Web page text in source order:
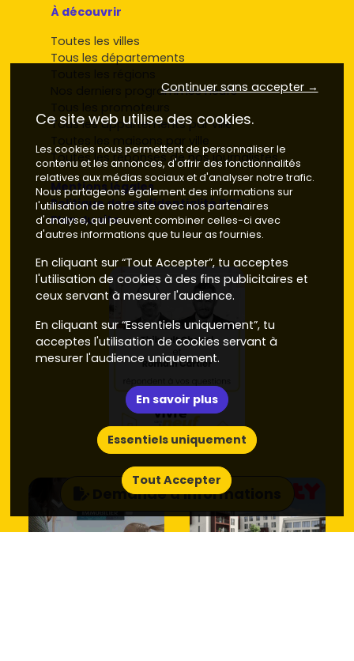
Demande d'informations
À découvrir
Toutes les villes
Tous les départements
Nos derniers programmes neufs
Tous les appartements par ville
Toutes les réponses de nos journalistes
Mentions légales
Politique de confidentialité RCS
Plan du site
Continuer sans accepter →
Ce site web utilise des cookies.
Les cookies nous permettent de personnaliser le
contenu et les annonces, d'offrir des fonctionnalités
relatives aux médias sociaux et d'analyser notre trafic.
Nous partageons également des informations sur
l'utilisation de notre site avec nos partenaires
d'analyse, qui peuvent combiner celles-ci avec
d'autres informations que tu leur as fournies.
En cliquant sur “Tout Accepter”, tu acceptes
l'utilisation de cookies à des fins publicitaires et
ceux servant à mesurer l'audience.
En cliquant sur “Essentiels uniquement”, tu
acceptes l'utilisation de cookies servant à
mesurer l'audience uniquement.
En savoir plus
Essentiels uniquement
Tout Accepter